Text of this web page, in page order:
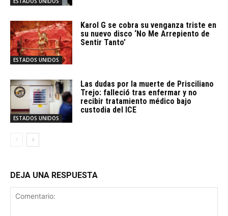
ESTADOS UNIDOS
Karol G se cobra su venganza triste en
su nuevo disco ‘No Me Arrepiento de
Sentir Tanto’
ESTADOS UNIDOS
Las dudas por la muerte de Prisciliano
Trejo: falleció tras enfermar y no
recibir tratamiento médico bajo
custodia del ICE
DEJA UNA RESPUESTA